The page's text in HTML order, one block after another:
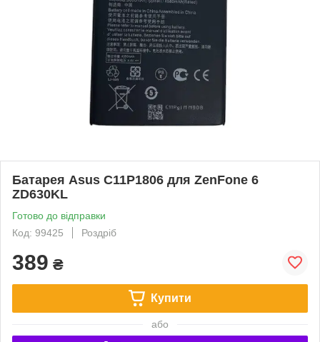
Батарея Asus C11P1806 для ZenFone 6
ZD630KL
Готово до відправки
Код: 99425
Роздріб
389 ₴
Купити
або